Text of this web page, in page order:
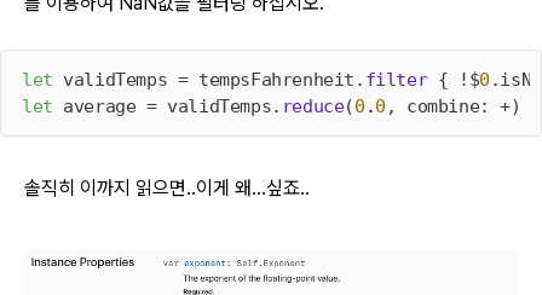
let validTemps = tempsFahrenheit. filter { !$0
let average = validTemps. reduce(0 .0 , combine: +)
솔직히 이까지 읽으면..이게 왜...싶죠..